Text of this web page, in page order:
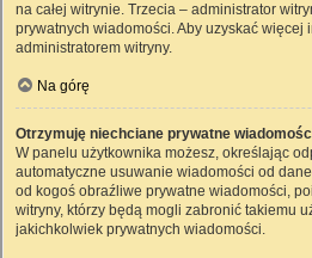
na całej witrynie. Trzecia – administrator
prywatnych wiadomości. Aby uzyskać więcej
administratorem witryny.
Na górę
Otrzymuję niechciane prywatne
W panelu użytkownika możesz, określając
automatyczne usuwanie wiadomości od
od kogoś obraźliwe prywatne wiadomości,
witryny, którzy będą mogli zabronić takiemu
jakichkolwiek prywatnych wiadomości.